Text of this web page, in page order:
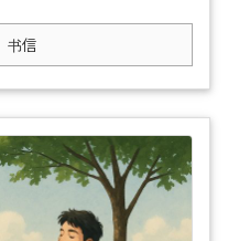
书信